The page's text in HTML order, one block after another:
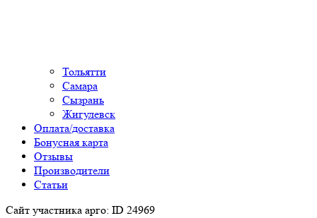
Тольятти
Самара
Сызрань
Жигулевск
Оплата/доставка
Бонусная карта
Отзывы
Производители
Статьи
Сайт участника арго: ID 24969